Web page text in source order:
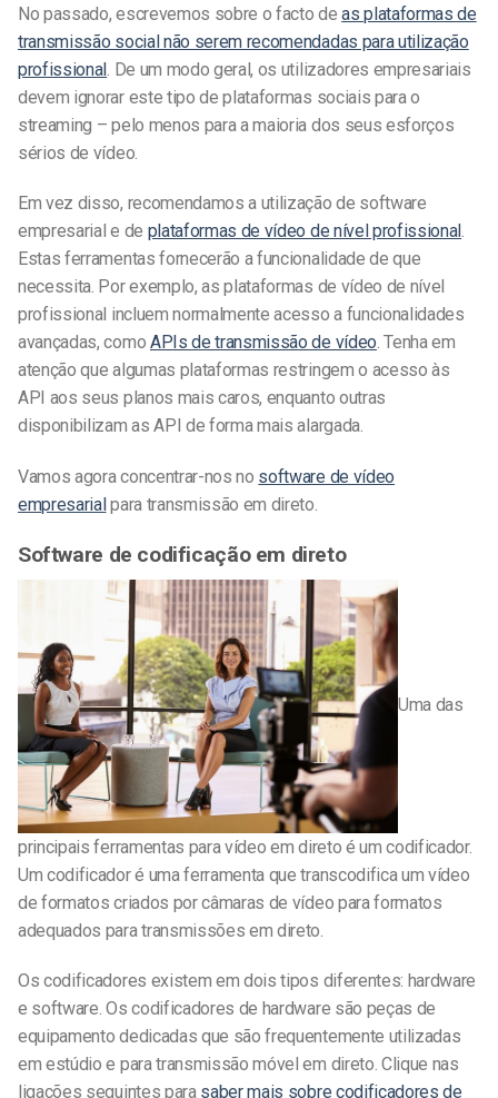
No passado, escrevemos sobre o facto deas plataformas de
transmissão social não serem recomendadas para utilização
profissional . De um modo geral, os utilizadores empresariais
devem ignorar este tipo de plataformas sociais para o
streaming – pelo menos para a maioria dos seus esforços
sérios de vídeo.
Em vez disso, recomendamos a utilização de software
empresarial e de plataformas de vídeo de nível profissional.
Estas ferramentas fornecerão a funcionalidade de que
necessita. Por exemplo, as plataformas de vídeo de nível
profissional incluem normalmente acesso a funcionalidades
avançadas, como APIs de transmissão de vídeo. Tenha em
atenção que algumas plataformas restringem o acesso às
API aos seus planos mais caros, enquanto outras
disponibilizam as API de forma mais alargada.
Vamos agora concentrar-nos no software de vídeo
empresarialpara transmissão em direto.
Software de codificação em direto
Uma das
principais ferramentas para vídeo em direto é um codificador.
Um codificador é uma ferramenta que transcodifica um vídeo
de formatos criados por câmaras de vídeo para formatos
adequados para transmissões em direto.
Os codificadores existem em dois tipos diferentes: hardware
e software. Os codificadores de hardware são peças de
equipamento dedicadas que são frequentemente utilizadas
em estúdio e para transmissão móvel em direto. Clique nas
ligações seguintes para saber mais sobre codificadores de